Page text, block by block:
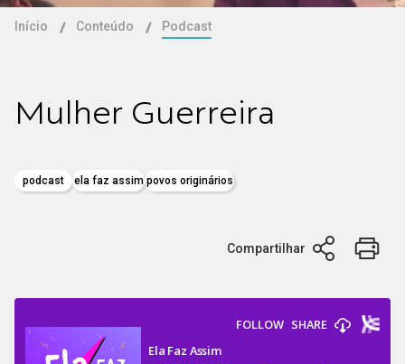
Início Conteúdo Podcast
Mulher Guerreira
podcast ela faz assim povos originários
Compartilhar